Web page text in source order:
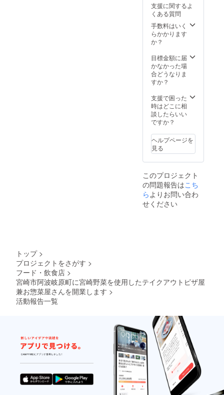
く、メ
ニューの開
発にも全力
で取り組む
次第です。
しかし、オ
ペレーショ
ンの簡略化
を考えるう
えでどうし
ても必要と
なってくる
のが、優良
な調理機材
です。これ
らを低予算
で、可能な
限り、そろ
えていこう
を現実化す
ります。な
ので少しで
もご協力い
ただけると
幸いです。
支援に関するよ
くある質問
手数料はいく
らかかります
か？
目標金額に届
かなかった場
合どうなりま
すか？
支援で困った
時はどこに相
談したらいい
ですか？
ヘルプページを
見る
このプロジェクト
の問題報告はこち
ら よりお問い合わ
せください
トップ >
プロジェクトをさがす >
フード・飲食店 >
宮崎市阿波岐原町に宮崎野菜を使用したテイクアウトピザ屋
兼お惣菜屋さんを開業します >
活動報告一覧